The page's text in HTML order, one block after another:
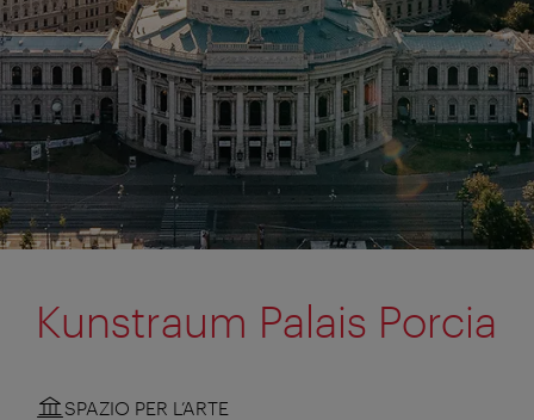
Kunstraum Palais Porcia
SPAZIO PER L’ARTE